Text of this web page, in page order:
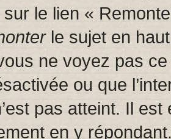
sur le lien «
le sujet en
ne voyez pas
ou que
pas atteint. Il
en y